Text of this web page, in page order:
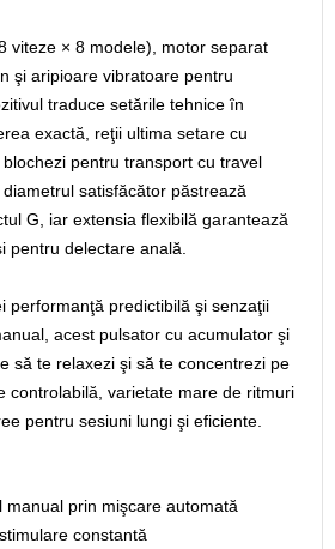
viteze × 8 modele), motor separat
şi aripioare vibratoare pentru
traduce setările tehnice în
exactă, reţii ultima setare cu
pentru transport cu travel
satisfăcător păstrează
G, iar extensia flexibilă garantează
pentru delectare anală.
performanţă predictibilă şi senzaţii
acest pulsator cu acumulator şi
să te relaxezi şi să te concentrezi pe
controlabilă, varietate mare de ritmuri
pentru sesiuni lungi şi eficiente.
manual prin mişcare automată
constantă